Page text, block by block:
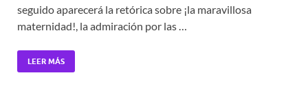
seguido aparecerá la retórica sobre ¡la maravillosa
maternidad!, la admiración por las …
LEER MÁS